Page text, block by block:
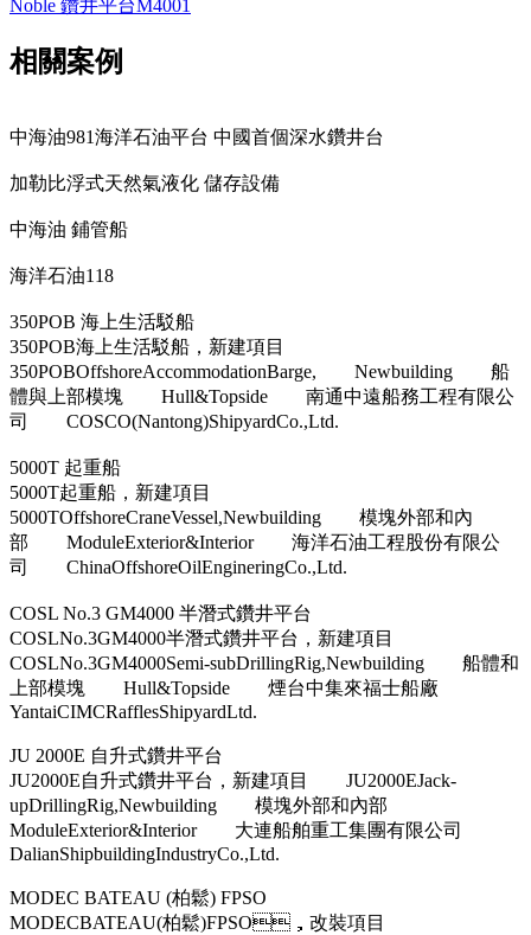
Noble 鑽井平台M4001
相關案例
中海油981海洋石油平台 中國首個深水鑽井台
加勒比浮式天然氣液化 儲存設備
中海油 鋪管船
海洋石油118
350POB 海上生活駁船
350POB海上生活駁船，新建項目
350POBOffshoreAccommodationBarge, Newbuilding 船
體與上部模塊 Hull&Topside 南通中遠船務工程有限公
司 COSCO(Nantong)ShipyardCo.,Ltd.
5000T 起重船
5000T起重船，新建項目
5000TOffshoreCraneVessel,Newbuilding 模塊外部和內
部 ModuleExterior&Interior 海洋石油工程股份有限公
司 ChinaOffshoreOilEngineringCo.,Ltd.
COSL No.3 GM4000 半潛式鑽井平台
COSLNo.3GM4000半潛式鑽井平台，新建項目
COSLNo.3GM4000Semi-subDrillingRig,Newbuilding 船體和
上部模塊 Hull&Topside 煙台中集來福士船廠
YantaiCIMCRafflesShipyardLtd.
JU 2000E 自升式鑽井平台
JU2000E自升式鑽井平台，新建項目 JU2000EJack-
upDrillingRig,Newbuilding 模塊外部和內部
ModuleExterior&Interior 大連船舶重工集團有限公司
DalianShipbuildingIndustryCo.,Ltd.
MODEC BATEAU (柏鬆) FPSO
MODECBATEAU(柏鬆)FPSO，改裝項目